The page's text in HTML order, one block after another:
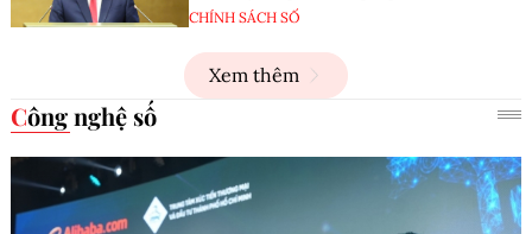
CHÍNH SÁCH SỐ
Xem thêm
Công nghệ số